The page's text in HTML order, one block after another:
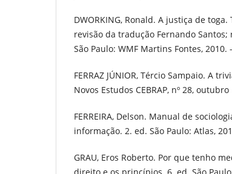
DWORKING, Ronald. A justiça de
revisão da tradução Fernando
São Paulo: WMF Martins Fontes, 2010.
FERRAZ JÚNIOR, Tércio Sampaio. A
Novos Estudos CEBRAP, nº 28,
FERREIRA, Delson. Manual de
informação. 2. ed. São Paulo: Atlas,
GRAU, Eros Roberto. Por que tenho